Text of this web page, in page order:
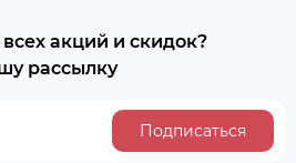
акций и скидок?
рассылку
Подписаться